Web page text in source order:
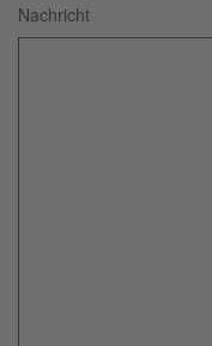
Nachricht